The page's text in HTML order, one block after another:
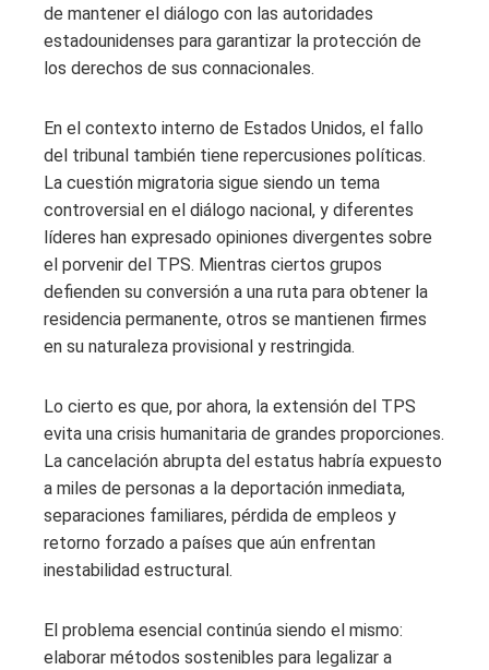
de mantener el diálogo con las autoridades
estadounidenses para garantizar la protección de
los derechos de sus connacionales.
En el contexto interno de Estados Unidos, el fallo
del tribunal también tiene repercusiones políticas.
La cuestión migratoria sigue siendo un tema
controversial en el diálogo nacional, y diferentes
líderes han expresado opiniones divergentes sobre
el porvenir del TPS. Mientras ciertos grupos
defienden su conversión a una ruta para obtener la
residencia permanente, otros se mantienen firmes
en su naturaleza provisional y restringida.
Lo cierto es que, por ahora, la extensión del TPS
evita una crisis humanitaria de grandes proporciones.
La cancelación abrupta del estatus habría expuesto
a miles de personas a la deportación inmediata,
separaciones familiares, pérdida de empleos y
retorno forzado a países que aún enfrentan
inestabilidad estructural.
El problema esencial continúa siendo el mismo:
elaborar métodos sostenibles para legalizar a